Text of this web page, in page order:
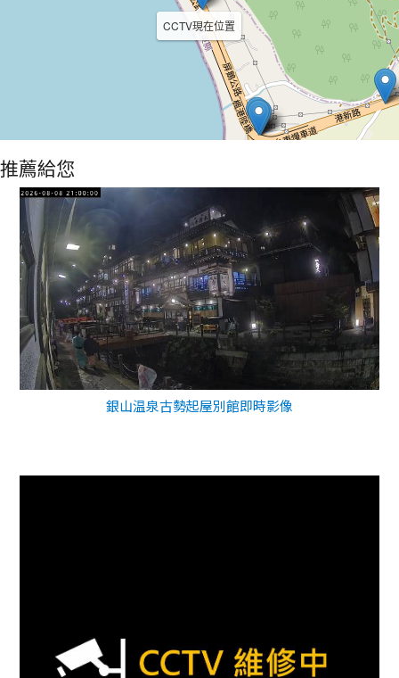
CCTV現在位置
推薦給您
銀山温泉古勢起屋別館即時影像